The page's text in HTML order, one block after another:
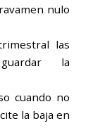
nulo
las
la
cuando no
la baja en